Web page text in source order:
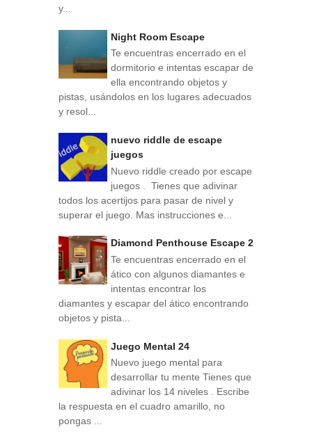
y...
Night Room Escape
Te encuentras encerrado en el
dormitorio e intentas escapar de
ella encontrando objetos y
pistas, usándolos en los lugares adecuados
y resol...
nuevo riddle de escape
juegos
Nuevo riddle creado por escape
juegos . Tienes que adivinar
todos los acertijos para pasar de nivel y
superar el juego. Mas instrucciones e...
Diamond Penthouse Escape 2
Te encuentras encerrado en el
ático con algunos diamantes e
intentas encontrar los
diamantes y escapar del ático encontrando
objetos y pista...
Juego Mental 24
Nuevo juego mental para
desarrollar tu mente Tienes que
adivinar los 14 niveles . Escribe
la respuesta en el cuadro amarillo, no
pongas ...